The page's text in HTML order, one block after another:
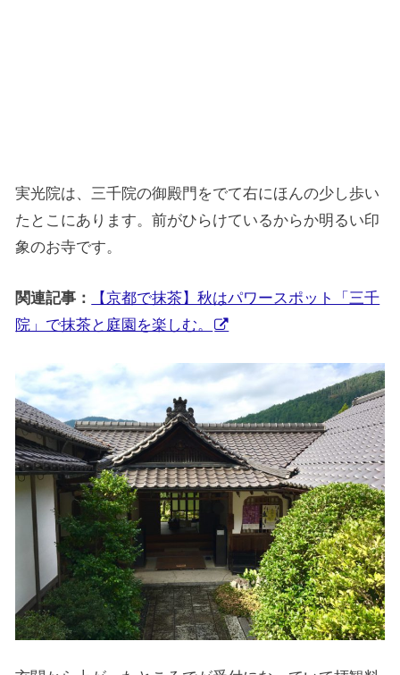
実光院は、三千院の御殿門をでて右にほんの少し歩い
たとこにあります。前がひらけているからか明るい印
象のお寺です。
関連記事：
【京都で抹茶】秋はパワースポット「三千
院」で抹茶と庭園を楽しむ。